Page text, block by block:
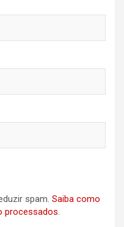
spam. Saiba como
processados.